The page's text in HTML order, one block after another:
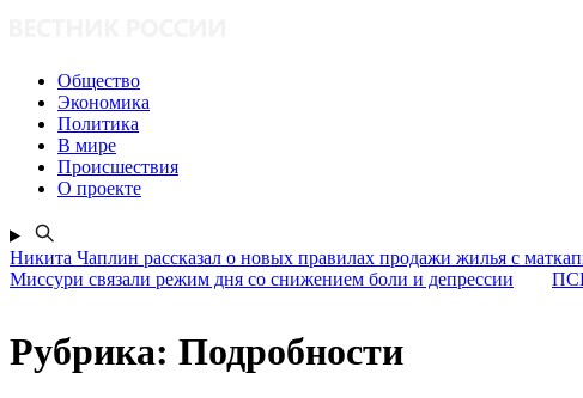
Общество
Экономика
Политика
В мире
Происшествия
О проекте
Никита Чаплин рассказал о новых правилах продажи жилья с
Миссури связали режим дня со снижением боли и депрессии
Рубрика: Подробности